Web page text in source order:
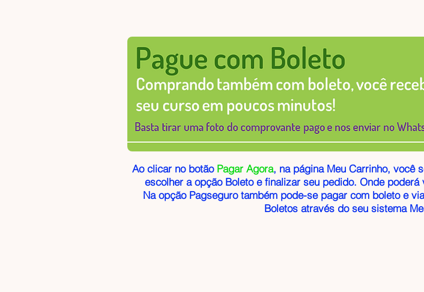
Ao clicar no botão Pagar Agora, na página Meu Carrinho, você
escolher a opção Boleto e finalizar seu pedido. Onde
Na opção Pagseguro também pode-se pagar com boleto e
Boletos através do seu sistema